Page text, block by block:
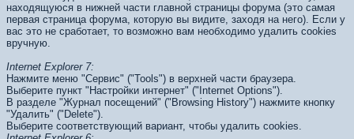
находящуюся в нижней части главной страницы форума (это самая
первая страница форума, которую вы видите, заходя на него). Если у
вас это не сработает, то возможно вам необходимо удалить cookies
вручную.
Internet Explorer 7:
Нажмите меню "Сервис" ("Tools") в верхней части браузера.
Выберите пункт "Настройки интернет" ("Internet Options").
В разделе "Журнал посещений" ("Browsing History") нажмите кнопку
"Удалить" ("Delete").
Выберите соответствующий вариант, чтобы удалить cookies.